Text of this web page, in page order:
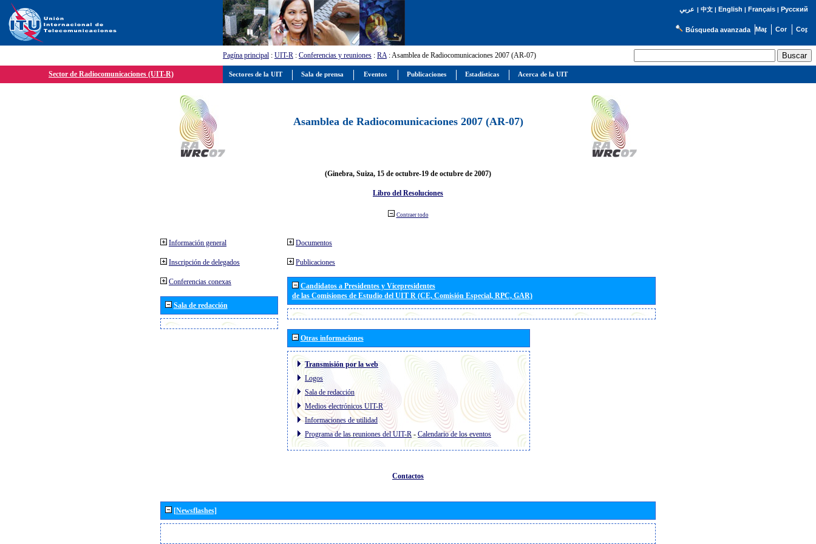
عربي | 中文| English | Français| Русский
Búsqueda avanzada
Pagína principal : UIT-R : Conferencias y reuniones : RA: Asamblea de Radiocomunicaciones 2007 (AR-07)
Sector de Radiocomunicaciones (UIT-R)
Asamblea de Radiocomunicaciones 2007 (AR-07)
(Ginebra, Suiza, 15 de octubre-19 de octubre de 2007)
Libro del Resoluciones
Contraer todo
Información general
Inscripción de delegados
Conferencias conexas
Sala de redacción
Documentos
Publicaciones
Candidatos a Presidentes y Vicepresidentes
de las Comisiones de Estudio del UIT R (CE, Comisión Especial, RPC, GAR)
Otras informaciones
Transmisión por la web
Logos
Sala de redacción
Medios electrónicos UIT-R
Informaciones de utilidad
Programa de las reuniones del UIT-R- Calendario de los eventos
Contactos
[Newsflashes]
Sectores de la UIT Sala de prensa Eventos Publicaciones Estadísticas Acerca de la UIT